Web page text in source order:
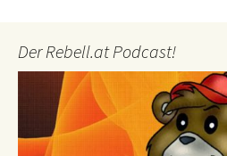
Der Rebell.at Podcast!